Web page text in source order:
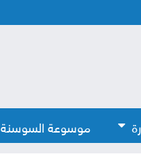
موسوعة السوسنة